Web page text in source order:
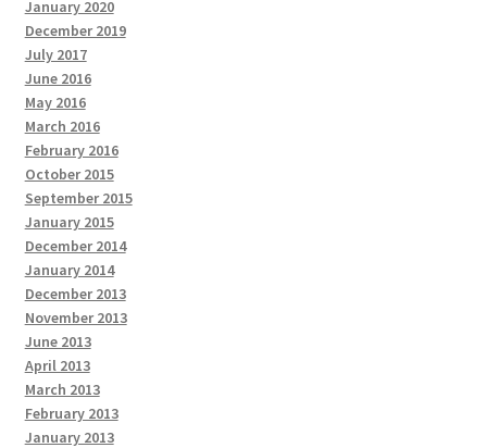
January 2020
December 2019
July 2017
June 2016
May 2016
March 2016
February 2016
October 2015
September 2015
January 2015
December 2014
January 2014
December 2013
November 2013
June 2013
April 2013
March 2013
February 2013
January 2013